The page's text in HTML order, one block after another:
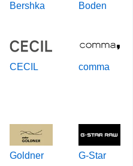
Bershka Boden
CECIL comma
Goldner G-Star